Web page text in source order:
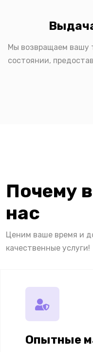
Мы возвращаем вашу
состоянии,
Почему
нас
Ценим ваше время и
качественные услуги!
Опытные